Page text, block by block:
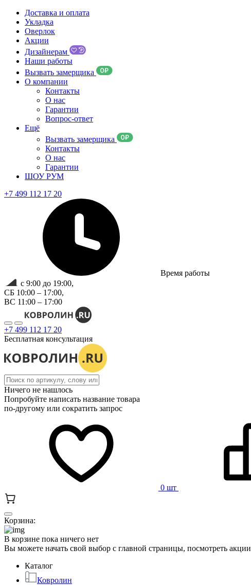
Доставка и оплата
Укладка
Оверлок
Акции
Дизайнерам
Наши работы
Вызвать замерщика
О компании
Контакты
О нас
Гарантии
Вопрос-ответ
Ещё
Вызвать замерщика
Контакты
О нас
Гарантии
ШОУ РУМ
+7 499 112 17 20
Время работы
с 9:00 до 19:00,
СБ 10:00 – 17:00,
ВС 11:00 – 17:00
+7 499 112 17 20
Бесплатная консультация
Ничего не нашлось
Попробуйте написать название товара
по-другому или сократить запрос
0 шт
Корзина:
В корзине пока ничего нет
Вы можете начать свой выбор с главной страницы, посмотреть
Каталог
Ковролин